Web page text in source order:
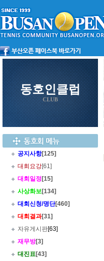
동호인클럽
CLUB
공지사항[125]
대회요강[61]
대회일정 [15]
사상화보[134]
대회신청/명단[460]
대회결과[31]
자유게시판[63]
재무방[3]
대진표[43]